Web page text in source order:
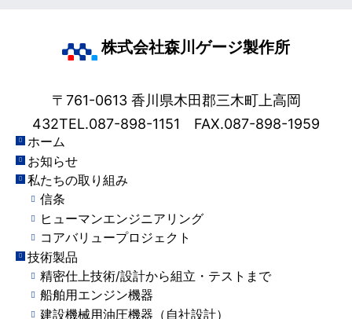
株式会社森川ゲージ製作所
〒761-0613 香川県木田郡三木町上高岡
432TEL.087-898-1151 FAX.087-898-1959
ホーム
お知らせ
私たちの取り組み
信条
ヒューマンエンジニアリング
コアバリュープロジェクト
技術製品
精密仕上技術/設計から組立・テストまで
船舶用エンジン機器
建設機械用油圧機器（自社設計）